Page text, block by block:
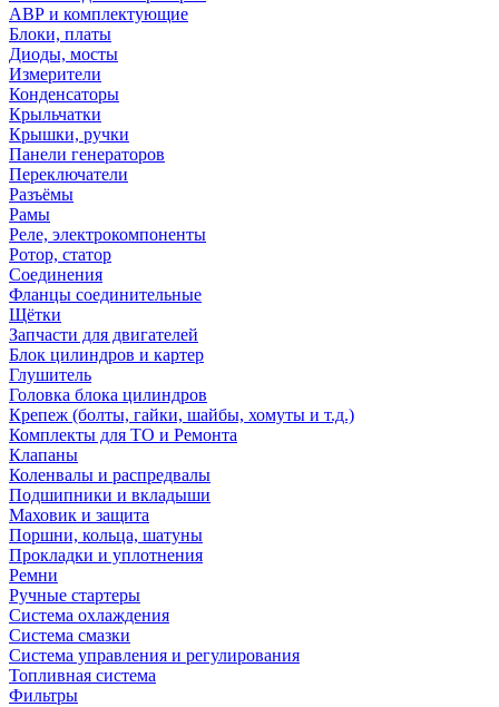
АВР и комплектующие
Блоки, платы
Диоды, мосты
Измерители
Конденсаторы
Крыльчатки
Крышки, ручки
Панели генераторов
Переключатели
Разъёмы
Рамы
Реле, электрокомпоненты
Ротор, статор
Соединения
Фланцы соединительные
Щётки
Запчасти для двигателей
Блок цилиндров и картер
Глушитель
Головка блока цилиндров
Крепеж (болты, гайки, шайбы, хомуты и т.д.)
Комплекты для ТО и Ремонта
Клапаны
Коленвалы и распредвалы
Подшипники и вкладыши
Маховик и защита
Поршни, кольца, шатуны
Прокладки и уплотнения
Ремни
Ручные стартеры
Система охлаждения
Система смазки
Система управления и регулирования
Топливная система
Фильтры